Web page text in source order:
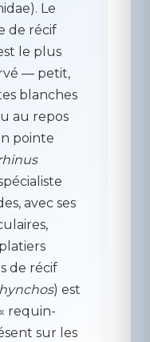
Le
de récif
le plus
— petit,
blanches
au repos
pointe
avec ses
de récif
) est
requin-
sur les